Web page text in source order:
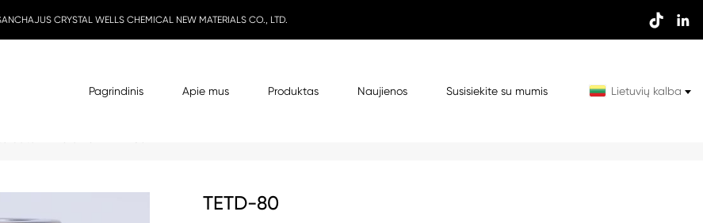
CRYSTAL WELLS CHEMICAL NEW MATERIALS CO., LTD.  
Pagrindinis Apie mus Produktas Naujienos Susisiekite su mumis Lietuvių kalba
TETD-80